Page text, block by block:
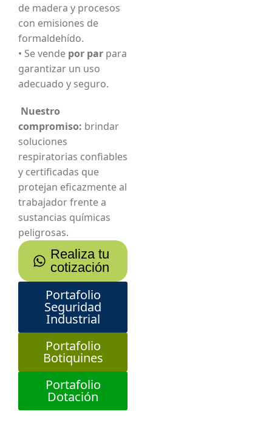
de madera y procesos
con emisiones de
formaldehído.
• Se vende por par para
garantizar un uso
adecuado y seguro.
Nuestro
compromiso: brindar
soluciones
respiratorias confiables
y certificadas que
protejan eficazmente al
trabajador frente a
sustancias químicas
peligrosas.
Realiza tu
cotización
Portafolio
Seguridad
Industrial
Portafolio
Botiquines
Portafolio
Dotación